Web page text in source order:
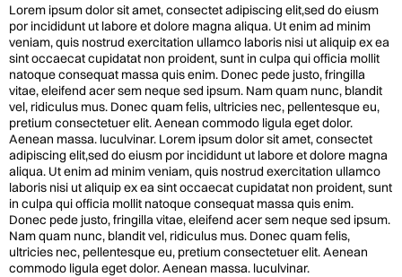
Lorem ipsum dolor sit amet, consectet adipiscing elit,sed do eiusm
por incididunt ut labore et dolore magna aliqua. Ut enim ad minim
veniam, quis nostrud exercitation ullamco laboris nisi ut aliquip ex ea
sint occaecat cupidatat non proident, sunt in culpa qui officia mollit
natoque consequat massa quis enim. Donec pede justo, fringilla
vitae, eleifend acer sem neque sed ipsum. Nam quam nunc, blandit
vel, ridiculus mus. Donec quam felis, ultricies nec, pellentesque eu,
pretium consectetuer elit. Aenean commodo ligula eget dolor.
Aenean massa. luculvinar. Lorem ipsum dolor sit amet, consectet
adipiscing elit,sed do eiusm por incididunt ut labore et dolore magna
aliqua. Ut enim ad minim veniam, quis nostrud exercitation ullamco
laboris nisi ut aliquip ex ea sint occaecat cupidatat non proident, sunt
in culpa qui officia mollit natoque consequat massa quis enim.
Donec pede justo, fringilla vitae, eleifend acer sem neque sed ipsum.
Nam quam nunc, blandit vel, ridiculus mus. Donec quam felis,
ultricies nec, pellentesque eu, pretium consectetuer elit. Aenean
commodo ligula eget dolor. Aenean massa. luculvinar.